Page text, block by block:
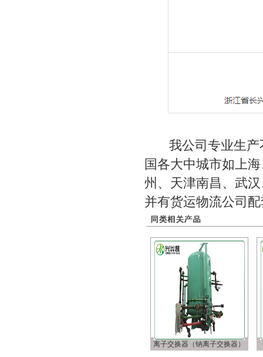
我公司专业生产
国各大中城市如上
州、天津南昌、武
并有货运物流公司
离子交换器（钠离子交换器）